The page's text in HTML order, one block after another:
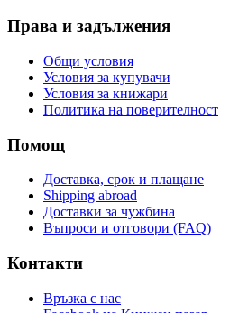
Права и задължения
Общи условия
Условия за купувачи
Условия за книжари
Политика на поверителност
Помощ
Доставка, срок и плащане
Shipping abroad
Доставки за чужбина
Въпроси и отговори (FAQ)
Контакти
Връзка с нас